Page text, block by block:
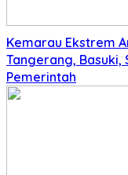
Kemarau Ekstrem
Tangerang, Basuki,
Pemerintah